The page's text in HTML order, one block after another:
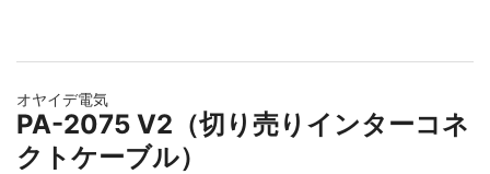
イメージギャラリーの最初に移動する
オヤイデ電気
PA-2075 V2（切り売りインターコネ
クトケーブル）